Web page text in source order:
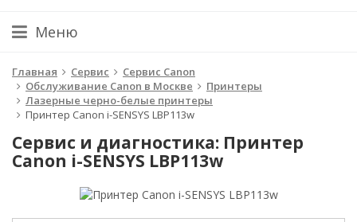
Меню
Главная Сервис
Сервис Canon
Обслуживание Canon в Москве
Принтеры
Лазерные черно-белые принтеры
Принтер Canon i-SENSYS LBP113w
Сервис и диагностика: Принтер
Canon i-SENSYS LBP113w